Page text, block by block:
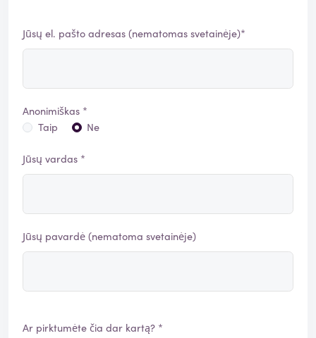
Jūsų el. pašto adresas (nematomas svetainėje)*
Anonimiškas *
Taip
Ne
Jūsų vardas *
Jūsų pavardė (nematoma svetainėje)
Ar pirktumėte čia dar kartą? *